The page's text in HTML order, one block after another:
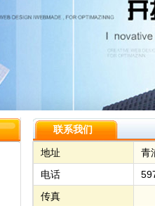
联系我们
地址
青
电话
传真